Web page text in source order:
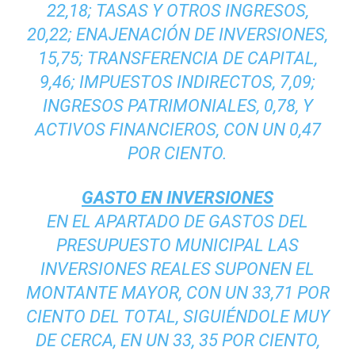
22,18; TASAS Y OTROS INGRESOS,
20,22; ENAJENACIÓN DE INVERSIONES,
15,75; TRANSFERENCIA DE CAPITAL,
9,46; IMPUESTOS INDIRECTOS, 7,09;
INGRESOS PATRIMONIALES, 0,78, Y
ACTIVOS FINANCIEROS, CON UN 0,47
POR CIENTO.
GASTO EN INVERSIONES
EN EL APARTADO DE GASTOS DEL
PRESUPUESTO MUNICIPAL LAS
INVERSIONES REALES SUPONEN EL
MONTANTE MAYOR, CON UN 33,71 POR
CIENTO DEL TOTAL, SIGUIÉNDOLE MUY
DE CERCA, EN UN 33, 35 POR CIENTO,